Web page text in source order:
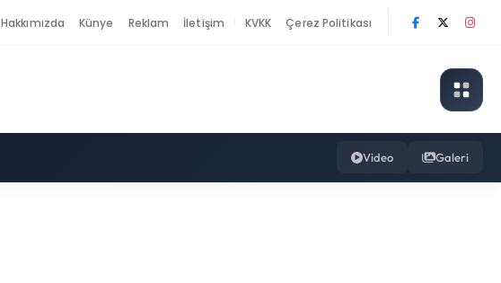
Hakkımızda Künye Reklam İletişim KVKK Çerez Politikası
Video Galeri